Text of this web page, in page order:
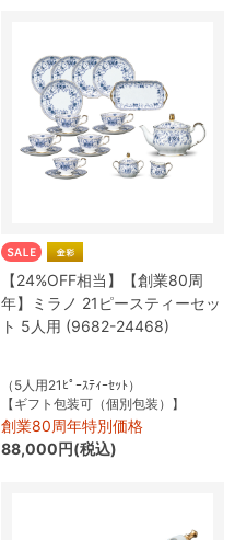
【24%OFF相当】【創業80周
年】ミラノ 21ピースティーセッ
ト 5人用 (9682-24468)
（5人用21ﾋﾟｰｽﾃｨｰｾｯﾄ）
【ギフト包装可（個別包装）】
創業80周年特別価格
88,000円(税込)